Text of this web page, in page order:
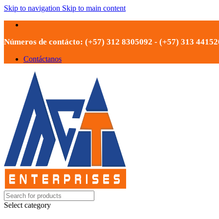
Skip to navigation Skip to main content
Números de contácto: (+57) 312 8305092 - (+57) 313
Contáctanos
Select category